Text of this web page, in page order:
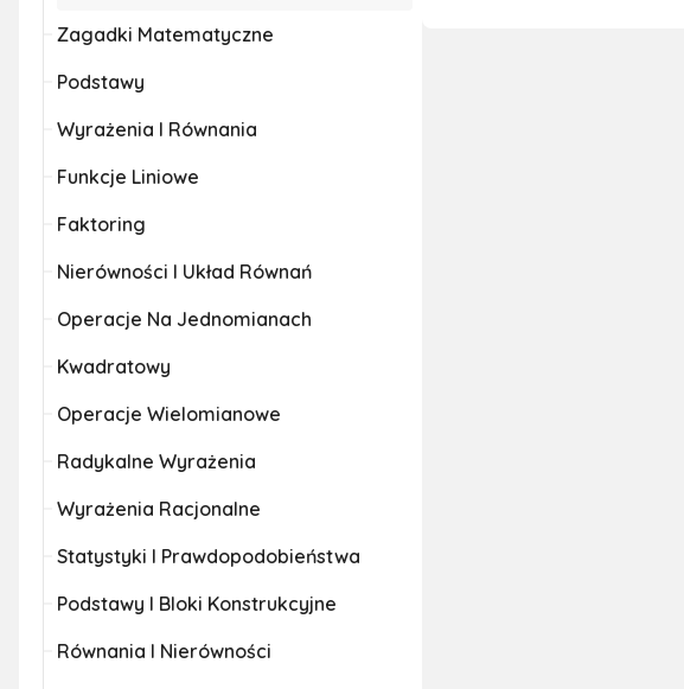
Zagadki Matematyczne
Podstawy
Wyrażenia I Równania
Funkcje Liniowe
Faktoring
Nierówności I Układ Równań
Operacje Na Jednomianach
Kwadratowy
Operacje Wielomianowe
Radykalne Wyrażenia
Wyrażenia Racjonalne
Statystyki I Prawdopodobieństwa
Podstawy I Bloki Konstrukcyjne
Równania I Nierówności